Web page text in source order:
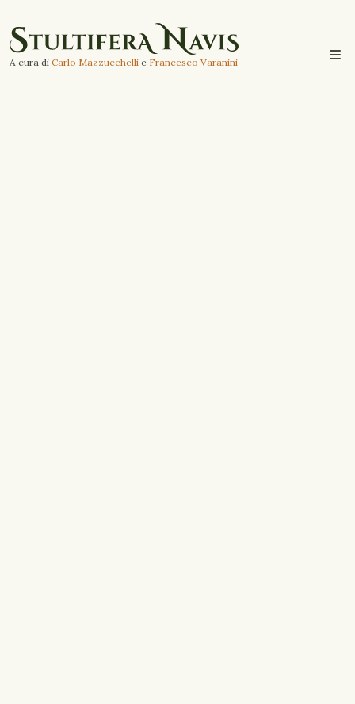
A cura di Carlo Mazzucchelli e Francesco Varanini